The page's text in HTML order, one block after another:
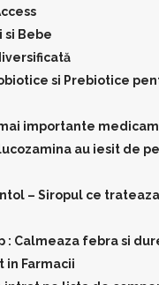
si Bebe
si Prebiotice
importante
au iesit de
– Siropul ce
: Calmeaza febra si
in Farmacii